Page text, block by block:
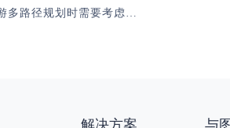
解决方案 与